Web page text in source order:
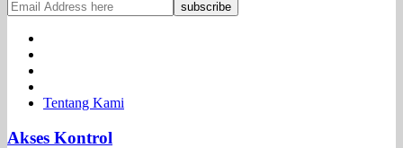
Tentang Kami
Akses Kontrol